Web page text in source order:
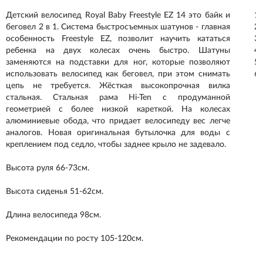
Детский велосипед Royal Baby Freestyle EZ 14 это байк и
беговел 2 в 1. Система быстросъемных шатунов - главная
особенность Freestyle EZ, позволит научить кататься
ребенка на двух колесах очень быстро. Шатуны
заменяются на подставки для ног, которые позволяют
использовать велосипед как беговел, при этом снимать
цепь не требуется. Жёсткая высокопрочная вилка
стальная. Стальная рама Hi-Ten с продуманной
геометрией с более низкой кареткой. На колесах
алюминиевые обода, что придает велосипеду вес легче
аналогов. Новая оригинальная бутылочка для воды с
креплением под седло, чтобы заднее крыло не задевало.
Высота руля 66-73см.
Высота сиденья 51-62см.
Длина велосипеда 98см.
Рекомендации по росту 105-120см.